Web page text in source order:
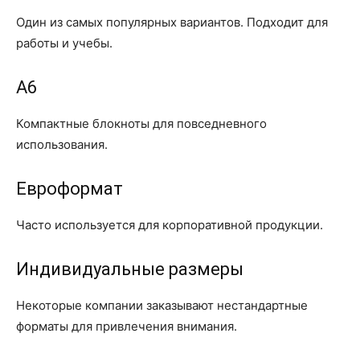
Один из самых популярных вариантов. Подходит для
работы и учебы.
A6
Компактные блокноты для повседневного
использования.
Евроформат
Часто используется для корпоративной продукции.
Индивидуальные размеры
Некоторые компании заказывают нестандартные
форматы для привлечения внимания.